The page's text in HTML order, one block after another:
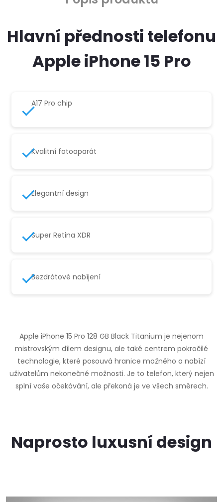
Hlavní přednosti telefonu
Apple iPhone 15 Pro
A17 Pro chip
Kvalitní fotoaparát
Elegantní design
Super Retina XDR
Bezdrátové nabíjení
Apple iPhone 15 Pro 128 GB Black Titanium je nejenom
mistrovským dílem designu, ale také centrem pokročilé
technologie, které posouvá hranice možného a nabízí
uživatelům nekonečné možnosti. Je to telefon, který nejen
splní vaše očekávání, ale překoná je ve všech směrech.
Naprosto luxusní design